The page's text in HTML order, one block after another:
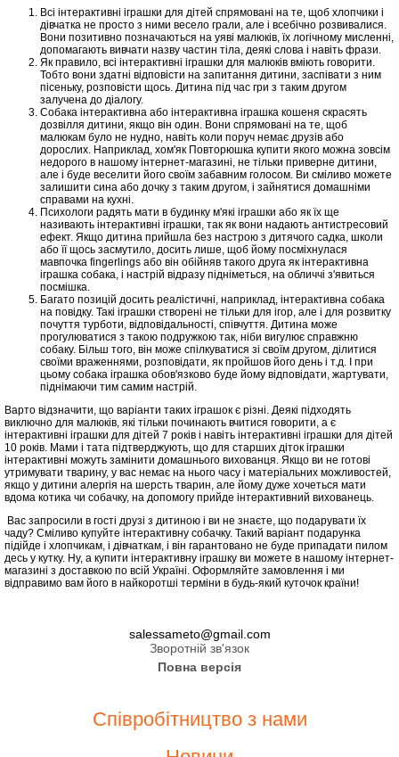
Всі інтерактивні іграшки для дітей спрямовані на те, щоб хлопчики і
дівчатка не просто з ними весело грали, але і всебічно розвивалися.
Вони позитивно позначаються на уяві малюків, їх логічному мисленні,
допомагають вивчати назву частин тіла, деякі слова і навіть фрази.
Як правило, всі інтерактивні іграшки для малюків вміють говорити.
Тобто вони здатні відповісти на запитання дитини, заспівати з ним
пісеньку, розповісти щось. Дитина під час гри з таким другом
залучена до діалогу.
Собака інтерактивна або інтерактивна іграшка кошеня скрасять
дозвілля дитини, якщо він один. Вони спрямовані на те, щоб
малюкам було не нудно, навіть коли поруч немає друзів або
дорослих. Наприклад, хом'як Повторюшка купити якого можна зовсім
недорого в нашому інтернет-магазині, не тільки приверне дитини,
але і буде веселити його своїм забавним голосом. Ви сміливо можете
залишити сина або дочку з таким другом, і зайнятися домашніми
справами на кухні.
Психологи радять мати в будинку м'які іграшки або як їх ще
називають інтерактивні іграшки, так як вони надають антистресовий
ефект. Якщо дитина прийшла без настрою з дитячого садка, школи
або її щось засмутило, досить лише, щоб йому посміхнулася
мавпочка fingerlings або він обійняв такого друга як інтерактивна
іграшка собака, і настрій відразу підніметься, на обличчі з'явиться
посмішка.
Багато позицій досить реалістичні, наприклад, інтерактивна собака
на повідку. Такі іграшки створені не тільки для ігор, але і для розвитку
почуття турботи, відповідальності, співчуття. Дитина може
прогулюватися з такою подружкою так, ніби вигулює справжню
собаку. Більш того, він може спілкуватися зі своїм другом, ділитися
своїми враженнями, розповідати, як пройшов його день і т.д. І при
цьому собака іграшка обов'язково буде йому відповідати, жартувати,
піднімаючи тим самим настрій.
Варто відзначити, що варіанти таких іграшок є різні. Деякі підходять
виключно для малюків, які тільки починають вчитися говорити, а є
інтерактивні іграшки для дітей 7 років і навіть інтерактивні іграшки для дітей
10 років. Мами і тата підтверджують, що для старших діток іграшки
інтерактивні можуть замінити домашнього вихованця. Якщо ви не готові
утримувати тварину, у вас немає на нього часу і матеріальних можливостей,
якщо у дитини алергія на шерсть тварин, але йому дуже хочеться мати
вдома котика чи собачку, на допомогу прийде інтерактивний вихованець.
Вас запросили в гості друзі з дитиною і ви не знаєте, що подарувати їх
чаду? Сміливо купуйте інтерактивну собачку. Такий варіант подарунка
підійде і хлопчикам, і дівчаткам, і він гарантовано не буде припадати пилом
десь у кутку. Ну, а купити інтерактивну іграшку ви можете в нашому інтернет-
магазині з доставкою по всій Україні. Оформляйте замовлення і ми
відправимо вам його в найкоротші терміни в будь-який куточок країни!
salessameto@gmail.com
Зворотній зв'язок
Повна версія
Співробітництво з нами